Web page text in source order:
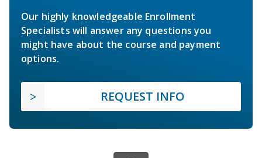
Our highly knowledgeable Enrollment
Specialists will answer any questions you
might have about the course and payment
options.
REQUEST INFO